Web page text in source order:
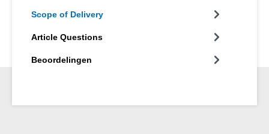
Scope of Delivery
Article Questions
Beoordelingen